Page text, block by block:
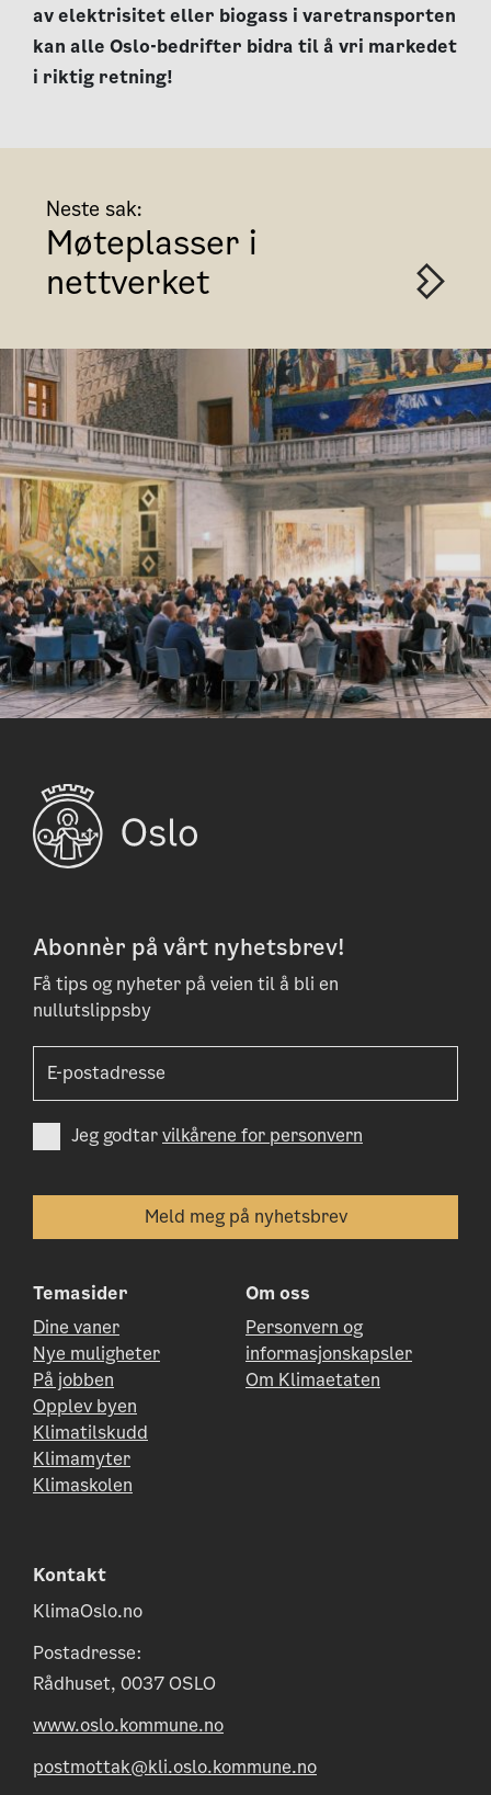
av elektrisitet eller biogass i varetransporten
kan alle Oslo-bedrifter bidra til å vri markedet
i riktig retning!
Neste sak:
Møteplasser i
nettverket
Abonnèr på vårt nyhetsbrev!
Få tips og nyheter på veien til å bli en
nullutslippsby
Jeg godtarvilkårene for personvern
Temasider
Dine vaner
Nye muligheter
På jobben
Opplev byen
Klimatilskudd
Klimamyter
Klimaskolen
Om oss
Personvern og
informasjonskapsler
Om Klimaetaten
Kontakt
KlimaOslo.no
Postadresse:
Rådhuset, 0037 OSLO
www.oslo.kommune.no
postmottak@kli.oslo.kommune.no